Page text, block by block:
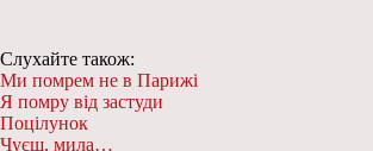
Слухайте також:
Ми помрем не в Парижі
Я помру від застуди
Поцілунок
Чуєш, мила…